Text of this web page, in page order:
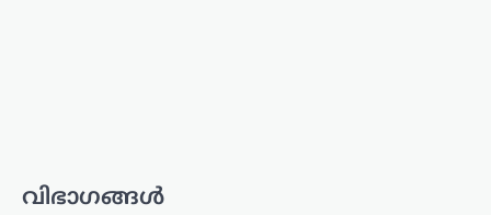
വിഭാഗങ്ങൾസമർപ്പിച്ചിരുന്ന വിവാഹമോചന